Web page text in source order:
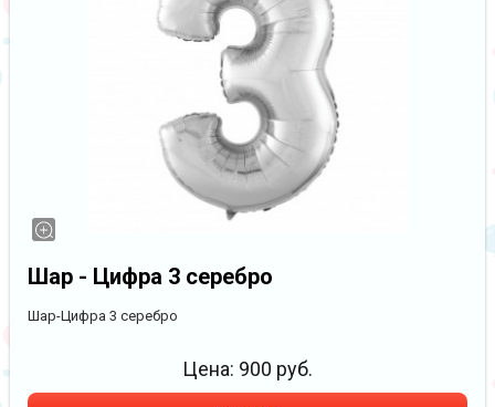
Шар - Цифра 3 серебро
Шар-Цифра 3 серебро
Цена: 900 руб.